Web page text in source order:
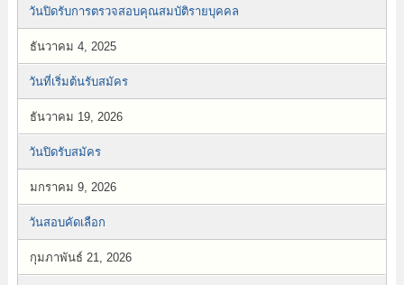
วันปิดรับการตรวจสอบคุณสมบัติรายบุคคล
ธันวาคม 4, 2025
วันที่เริ่มต้นรับสมัคร
ธันวาคม 19, 2026
วันปิดรับสมัคร
มกราคม 9, 2026
วันสอบคัดเลือก
กุมภาพันธ์ 21, 2026